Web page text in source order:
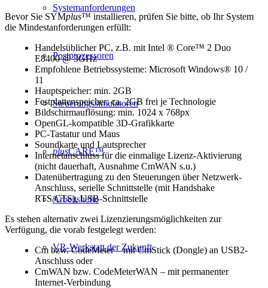
Systemanforderungen
Postprozessoren
Steuerungssimulatoren
plusCARE™
Arbeitshefte
VR-Werkstatt der Zukunft
Bevor Sie SYMplus™ installieren, prüfen Sie bitte, ob Ihr System
die Mindestanforderungen erfüllt:
Handelsüblicher PC, z.B. mit Intel ® Core™ 2 Duo
E8400 @ 3GHz
Empfohlene Betriebssysteme: Microsoft Windows® 10 /
11
Hauptspeicher: min. 2GB
Festplattenspeicher: ca. 2GB frei je Technologie
Bildschirmauflösung: min. 1024 x 768px
OpenGL-kompatible 3D-Grafikkarte
PC-Tastatur und Maus
Soundkarte und Lautsprecher
Internetanschluss für die einmalige Lizenz-Aktivierung
(nicht dauerhaft, Ausnahme CmWAN s.u.)
Datenübertragung zu den Steuerungen über Netzwerk-
Anschluss, serielle Schnittstelle (mit Handshake
RTS/CTS), USB-Schnittstelle
Es stehen alternativ zwei Lizenzierungsmöglichkeiten zur
Verfügung, die vorab festgelegt werden:
Cm bzw. CodeMeter – mit CmStick (Dongle) an USB2-
Anschluss oder
CmWAN bzw. CodeMeterWAN – mit permanenter
Internet-Verbindung